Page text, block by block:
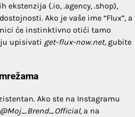
ekstenzija (.io, .agency, .shop),
Ako je vaše ime “Flux”, a
će instinktivno otići tamo
upisivati get-flux-now.net, gubite
Ako ste na Instagramu
@Moj_Brend_Official, a na